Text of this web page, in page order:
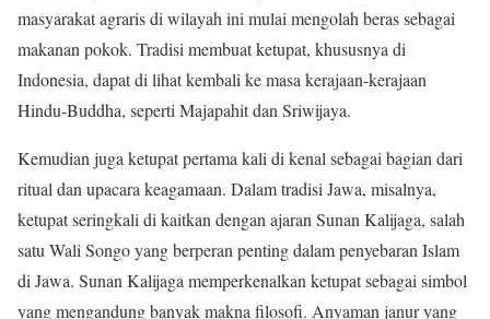
masyarakat agraris di wilayah ini mulai mengolah beras sebagai
makanan pokok. Tradisi membuat ketupat, khususnya di
Indonesia, dapat di lihat kembali ke masa kerajaan-kerajaan
Hindu-Buddha, seperti Majapahit dan Sriwijaya.
Kemudian juga ketupat pertama kali di kenal sebagai bagian dari
ritual dan upacara keagamaan. Dalam tradisi Jawa, misalnya,
ketupat seringkali di kaitkan dengan ajaran Sunan Kalijaga, salah
satu Wali Songo yang berperan penting dalam penyebaran Islam
di Jawa. Sunan Kalijaga memperkenalkan ketupat sebagai simbol
yang mengandung banyak makna filosofi. Anyaman janur yang